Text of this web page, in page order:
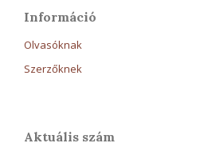
Információ
Olvasóknak
Szerzőknek
Aktuális szám